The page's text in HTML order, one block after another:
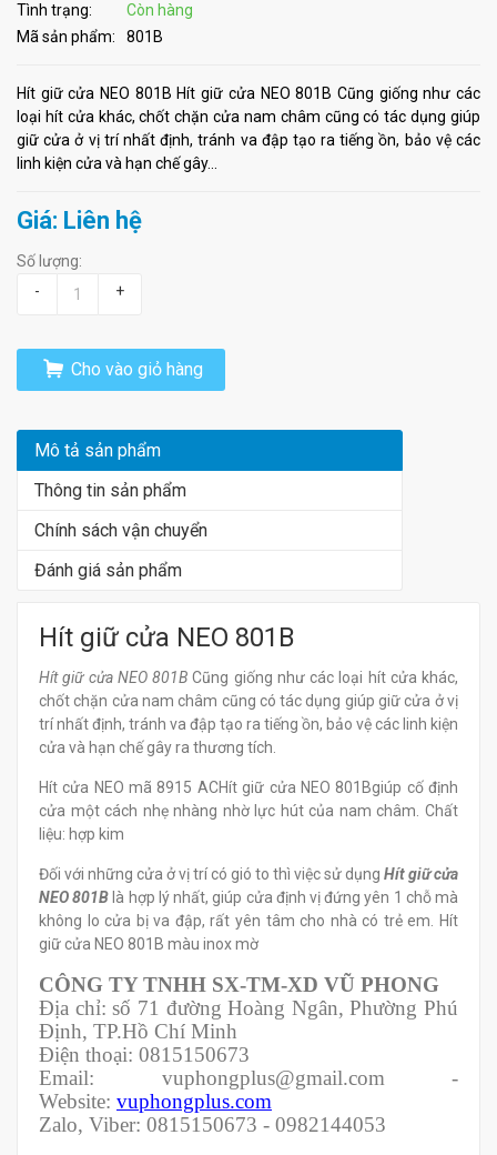
Tình trạng:
Còn hàng
Mã sản phẩm:
801B
Hít giữ cửa NEO 801B Hít giữ cửa NEO 801B Cũng giống như các
loại hít cửa khác, chốt chặn cửa nam châm cũng có tác dụng giúp
giữ cửa ở vị trí nhất định, tránh va đập tạo ra tiếng ồn, bảo vệ các
linh kiện cửa và hạn chế gây...
Giá: Liên hệ
Số lượng:
-
+
Cho vào giỏ hàng
Mô tả sản phẩm
Thông tin sản phẩm
Chính sách vận chuyển
Đánh giá sản phẩm
Hít giữ cửa NEO 801B
Hít giữ cửa NEO 801B Cũng giống như các loại hít cửa khác,
chốt chặn cửa nam châm cũng có tác dụng giúp giữ cửa ở vị
trí nhất định, tránh va đập tạo ra tiếng ồn, bảo vệ các linh kiện
cửa và hạn chế gây ra thương tích.
Hít cửa NEO mã 8915 ACHít giữ cửa NEO 801Bgiúp cố định
cửa một cách nhẹ nhàng nhờ lực hút của nam châm. Chất
liệu: hợp kim
Đối với những cửa ở vị trí có gió to thì việc sử dụng Hít giữ cửa
NEO 801B là hợp lý nhất, giúp cửa định vị đứng yên 1 chỗ mà
không lo cửa bị va đập, rất yên tâm cho nhà có trẻ em. Hít
giữ cửa NEO 801B màu inox mờ
CÔNG TY TNHH SX-TM-XD VŨ PHONG
Địa chỉ: số 71 đường Hoàng Ngân, Phường Phú
Định, TP.Hồ Chí Minh
Điện thoại: 0815150673
Email: vuphongplus@gmail.com -
Website: vuphongplus.com
Zalo, Viber: 0815150673 - 0982144053